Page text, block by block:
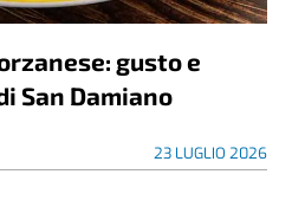
gusto e
San Damiano
23 LUGLIO 2026